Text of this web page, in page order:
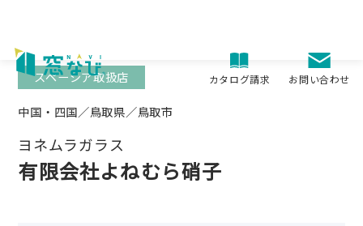
content
カタログ請求 お問い合わせ
中国・四国／鳥取県／鳥取市
ヨネムラガラス
有限会社よねむら硝子
スペーシア取扱店